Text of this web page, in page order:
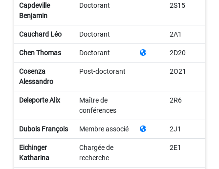
Capdeville
Benjamin
Doctorant 2S15
Cauchard Léo Doctorant 2A1
Chen Thomas Doctorant 2D20
Cosenza
Alessandro
Post-doctorant 2O21
Deleporte Alix
Maître de
conférences
2R6
Dubois François Membre associé 2J1
Eichinger
Katharina
Chargée de
recherche
2E1